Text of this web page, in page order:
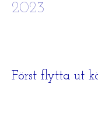
2023
Först flytta ut